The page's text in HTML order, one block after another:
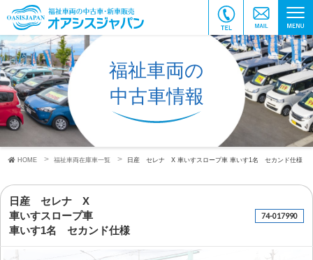
福祉車両の
中古車情報
HOME 福祉車両在庫車一覧 日産 セレナ X 車いすスロープ車 車いす1名 セカンド仕様
日産 セレナ X
車いすスロープ車
車いす1名 セカンド仕様
74-017990